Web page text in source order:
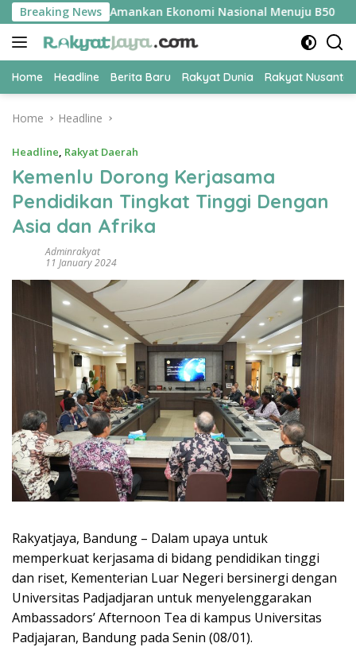
Skip
to
content
Breaking News
Jadi Kunci Amankan Ekonomi Nasional Menuju B50
Home Headline Berita Baru Rakyat Dunia Rakyat
Home Headline
Headline, Rakyat Daerah
Kemenlu Dorong Kerjasama
Pendidikan Tingkat Tinggi Dengan
Asia dan Afrika
Adminrakyat
11 January 2024
Rakyatjaya, Bandung – Dalam upaya untuk
memperkuat kerjasama di bidang pendidikan tinggi
dan riset, Kementerian Luar Negeri bersinergi dengan
Universitas Padjadjaran untuk menyelenggarakan
Ambassadors’ Afternoon Tea di kampus Universitas
Padjajaran, Bandung pada Senin (08/01).